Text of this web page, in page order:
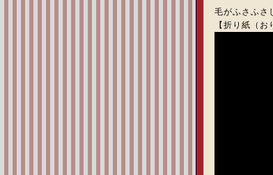
毛がふさふさ
【折り紙（